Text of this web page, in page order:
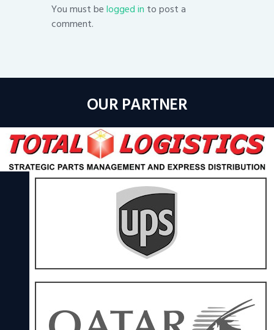
You must belogged in to post a
comment.
OUR PARTNER